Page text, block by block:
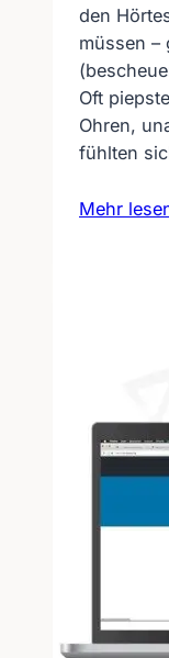
den
müssen –
Oft
Ohren,
fühlten
Mehr